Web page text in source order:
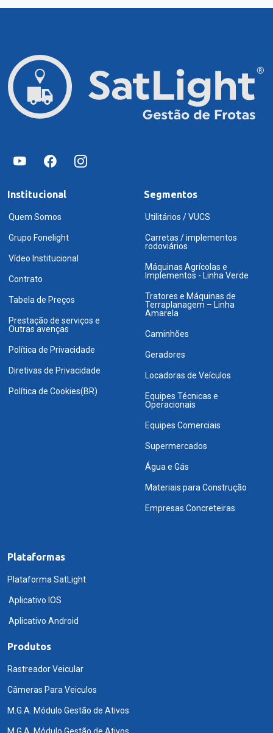
Institucional
Quem Somos
Grupo Fonelight
Vídeo Institucional
Contrato
Tabela de Preços
Prestação de serviços e
Outras avenças
Política de Privacidade
Diretivas de Privacidade
Política de Cookies(BR)
Segmentos
Utilitários / VUCS
Carretas / implementos
rodoviários
Máquinas Agrícolas e
Implementos - Linha Verde
Tratores e Máquinas de
Terraplanagem – Linha
Amarela
Caminhões
Geradores
Locadoras de Veículos
Equipes Técnicas e
Operacionais
Equipes Comerciais
Supermercados
Água e Gás
Materiais para Construção
Empresas Concreteiras
Plataformas
Plataforma SatLight
Aplicativo IOS
Aplicativo Android
Produtos
Rastreador Veicular
Câmeras Para Veiculos
M.G.A. Módulo Gestão de Ativos